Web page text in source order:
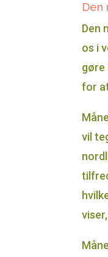
Den
Den
os i
gøre
for
vil